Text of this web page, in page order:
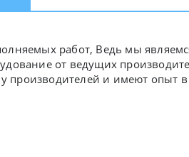
работ, Ведь мы
от ведущих
производителей и имеют опыт